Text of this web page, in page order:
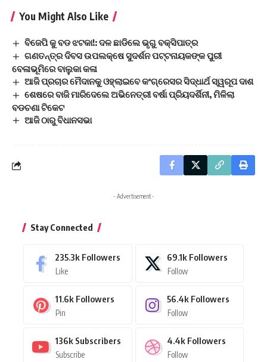
You Might Also Like
ବିଜେପି କୁ ବଡ ଝଟକା!: ଦଳ ଛାଡିଲେ ଭୃଗୁ ବକ୍ସିପାତ୍ର
ଗଣତନ୍ତ୍ର ଦିବସ ଉପଲକ୍ଷେ ସୁଦର୍ଶନ ପଟ୍ଟନାୟକଙ୍କ ପୁରୀ
ବେଳାଭୂମିରେ ବାଲୁକା କଳା
ଆଜି ପ୍ରଚାର ମୈଦାନକୁ ଓହ୍ଲାଇବେ କଂଗ୍ରେସର ସିଦ୍ଧାର୍ଥ ସ୍ୱରୂପ ଦାଶ
ଶେଷରେ ବାଜି ମାରିଦେଲେ ଅଭିନେତ୍ରୀ ବର୍ଷା ପ୍ରିୟଦର୍ଶିନୀ, ମିଳିଲା
ବଡଚଣା ଟିକେଟ
ଆଜି ଠାରୁ ବିଧାନସଭା
- Advertisement -
Stay Connected
235.3k Followers
Like
69.1k Followers
Follow
11.6k Followers
Pin
56.4k Followers
Follow
136k Subscribers
Subscribe
4.4k Followers
Follow